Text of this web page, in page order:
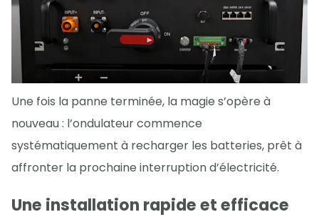
Une fois la panne terminée, la magie s’opère à
nouveau : l’ondulateur commence
systématiquement à recharger les batteries, prêt à
affronter la prochaine interruption d’électricité.
Une installation rapide et efficace